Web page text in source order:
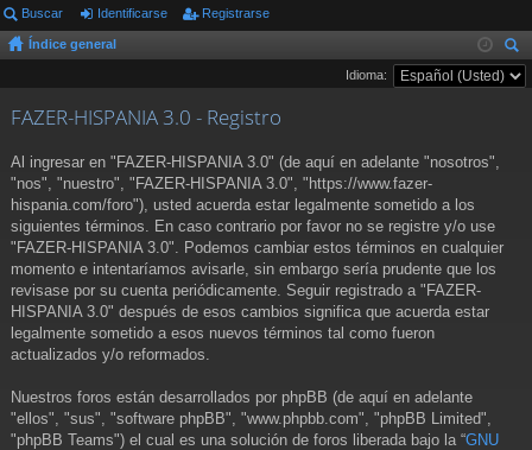
nl
ac
rá
pi
do
s
or
os
su
ari nti
fic
se
ist
ra
Buscar Identificarse Registrarse
Índice general
us
Idioma:
FAZER-HISPANIA 3.0 - Registro
Al ingresar en "FAZER-HISPANIA 3.0" (de aquí en adelante "nosotros",
"nos", "nuestro", "FAZER-HISPANIA 3.0", "https://www.fazer-
hispania.com/foro"), usted acuerda estar legalmente sometido a los
siguientes términos. En caso contrario por favor no se registre y/o use
"FAZER-HISPANIA 3.0". Podemos cambiar estos términos en cualquier
momento e intentaríamos avisarle, sin embargo sería prudente que los
revisase por su cuenta periódicamente. Seguir registrado a "FAZER-
HISPANIA 3.0" después de esos cambios significa que acuerda estar
legalmente sometido a esos nuevos términos tal como fueron
actualizados y/o reformados.
Nuestros foros están desarrollados por phpBB (de aquí en adelante
"ellos", "sus", "software phpBB", "www.phpbb.com", "phpBB Limited",
"phpBB Teams") el cual es una solución de foros liberada bajo la “GNU